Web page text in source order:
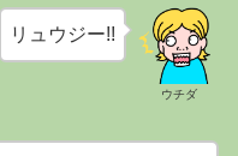
ウチダ
リュウジー!!